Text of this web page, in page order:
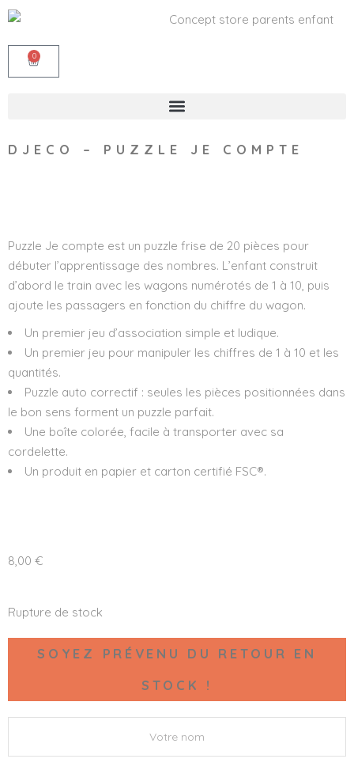
0
DJECO – PUZZLE JE COMPTE
Puzzle Je compte est un puzzle frise de 20 pièces pour
débuter l’apprentissage des nombres. L’enfant construit
d’abord le train avec les wagons numérotés de 1 à 10, puis
ajoute les passagers en fonction du chiffre du wagon.
Un premier jeu d’association simple et ludique.
Un premier jeu pour manipuler les chiffres de 1 à 10 et les
quantités.
Puzzle auto correctif : seules les pièces positionnées dans
le bon sens forment un puzzle parfait.
Une boîte colorée, facile à transporter avec sa
cordelette.
Un produit en papier et carton certifié FSC®.
8,00 €
Rupture de stock
SOYEZ PRÉVENU DU RETOUR EN
STOCK !